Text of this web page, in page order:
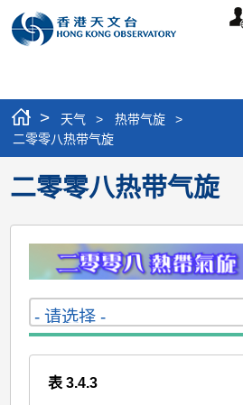
个
> 天气 > 热带气旋
>
二零零八热带气旋
二零零八热带气旋
表 3.4.3